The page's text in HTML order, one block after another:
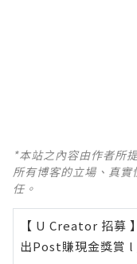
*本站之內容由作者所
所有博客的立場、真
任。
【 U Creator 招募 】
出Post賺現金獎賞 l